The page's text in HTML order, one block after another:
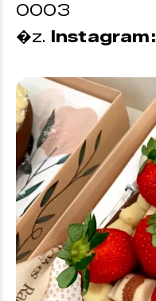
0003
�z. Instagram: